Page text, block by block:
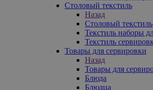
Столовый текстиль
Назад
Столовый текстиль
Текстиль наборы
Текстиль
Товары для сервировки
Назад
Товары для
Блюда
Блюдца